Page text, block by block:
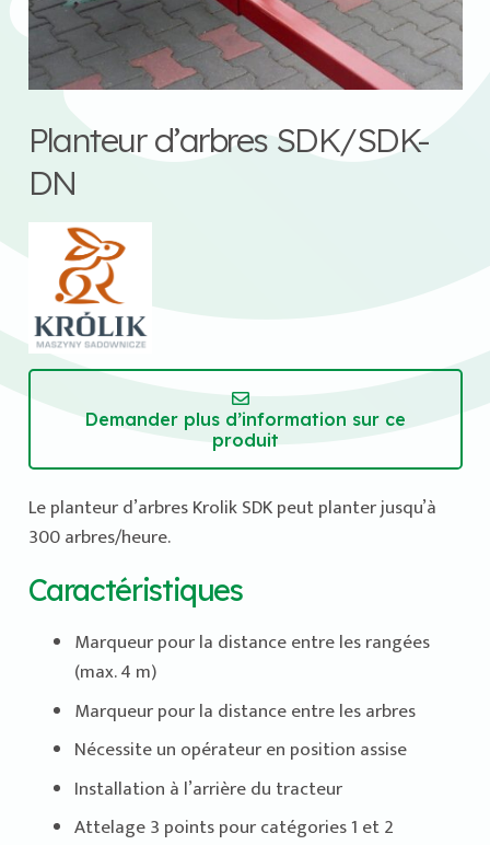
Planteur d’arbres SDK/SDK-
DN
Demander plus d’information sur ce
produit
Le planteur d’arbres Krolik SDK peut planter jusqu’à
300 arbres/heure.
Caractéristiques
Marqueur pour la distance entre les rangées
(max. 4 m)
Marqueur pour la distance entre les arbres
Nécessite un opérateur en position assise
Installation à l’arrière du tracteur
Attelage 3 points pour catégories 1 et 2